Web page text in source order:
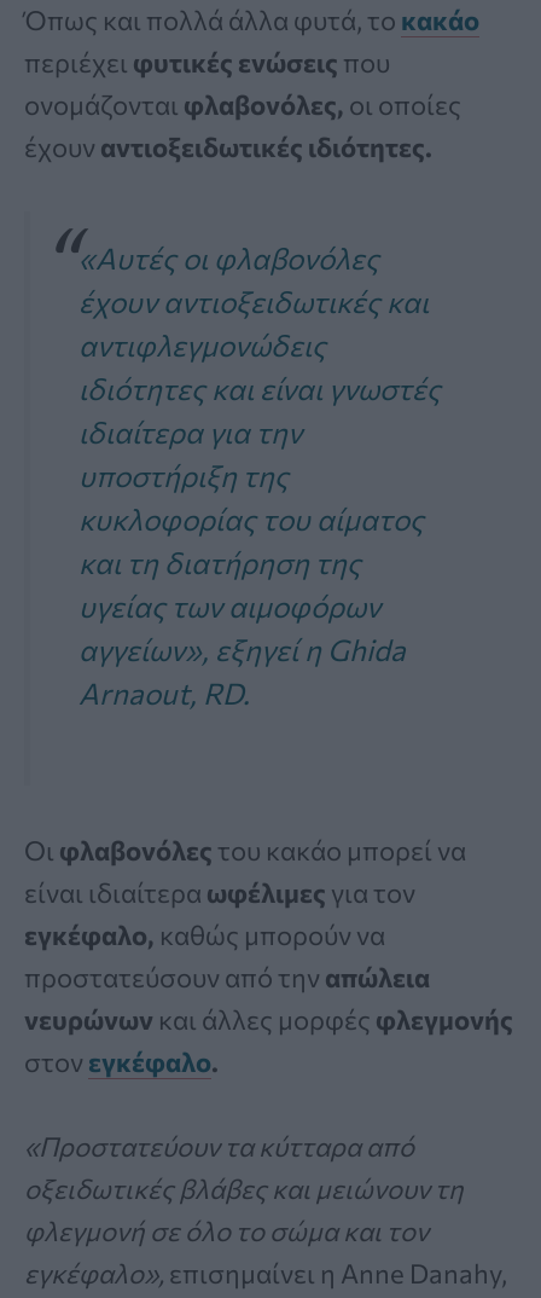
Όπως και πολλά άλλα φυτά, το κακάο
περιέχει φυτικές ενώσεις που
ονομάζονται φλαβονόλες, οι οποίες
έχουν αντιοξειδωτικές ιδιότητες.
«Αυτές οι φλαβονόλες
έχουν αντιοξειδωτικές και
αντιφλεγμονώδεις
ιδιότητες και είναι γνωστές
ιδιαίτερα για την
υποστήριξη της
κυκλοφορίας του αίματος
και τη διατήρηση της
υγείας των αιμοφόρων
αγγείων», εξηγεί η Ghida
Arnaout, RD.
Οι φλαβονόλες του κακάο μπορεί να
είναι ιδιαίτερα ωφέλιμες για τον
εγκέφαλο, καθώς μπορούν να
προστατεύσουν από την απώλεια
νευρώνων και άλλες μορφές φλεγμονής
στον εγκέφαλο.
«Προστατεύουν τα κύτταρα από
οξειδωτικές βλάβες και μειώνουν τη
φλεγμονή σε όλο το σώμα και τον
εγκέφαλο», επισημαίνει η Anne Danahy,